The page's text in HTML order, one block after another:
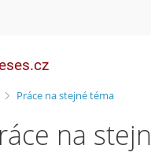
>Práce na stejné téma
na